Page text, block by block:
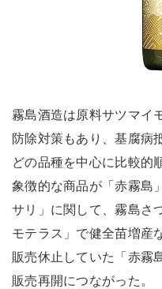
霧島酒造は原料サツマイ
防除対策もあり、基腐病
どの品種を中心に比較的
象徴的な商品が「赤霧島
サリ」に関して、霧島さ
モテラス」で健全苗増産
販売休止していた「赤霧
販売再開につながった。